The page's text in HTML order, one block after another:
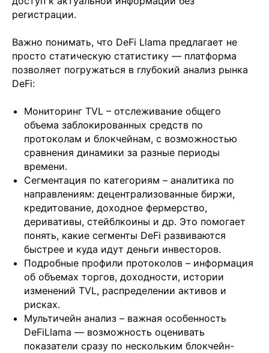
регистрации.
Важно понимать, что DeFi Llama предлагает не
просто статическую статистику — платформа
позволяет погружаться в глубокий анализ рынка
DeFi:
Мониторинг TVL – отслеживание общего
объема заблокированных средств по
протоколам и блокчейнам, с возможностью
сравнения динамики за разные периоды
времени.
Сегментация по категориям – аналитика по
направлениям: децентрализованные биржи,
кредитование, доходное фермерство,
деривативы, стейблкоины и др. Это помогает
понять, какие сегменты DeFi развиваются
быстрее и куда идут деньги инвесторов.
Подробные профили протоколов – информация
об объемах торгов, доходности, истории
изменений TVL, распределении активов и
рисках.
Мультичейн анализ – важная особенность
DeFiLlama — возможность оценивать
показатели сразу по нескольким блокчейн-